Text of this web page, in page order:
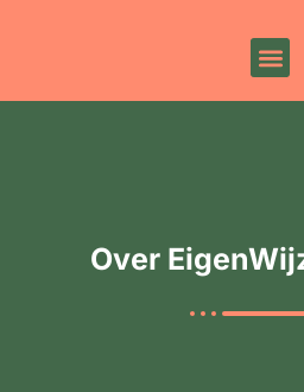
Over